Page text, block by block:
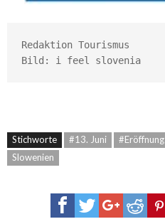
Redaktion Tourismus
Bild: i feel slovenia
Stichworte #13. Juni #Eröffnung
Slowenien